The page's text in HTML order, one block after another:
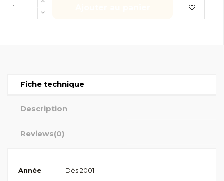
Fiche technique
Description
Reviews(0)
Année Dès 2001